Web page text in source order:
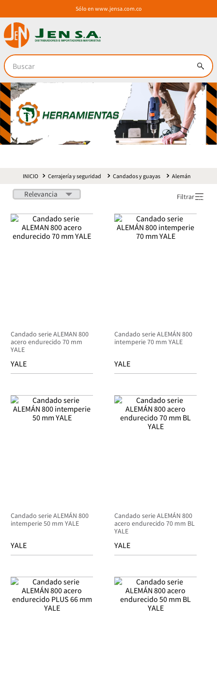
Sólo en www.jensa.com.co
Buscar
Cerrajería y seguridad Candados y guayas Alemán
Relevancia Filtrar
Candado serie ALEMAN 800
acero endurecido 70 mm
YALE
YALE
Candado serie ALEMÁN 800
intemperie 70 mm YALE
YALE
Candado serie ALEMÁN 800
intemperie 50 mm YALE
YALE
Candado serie ALEMÁN 800
acero endurecido 70 mm BL
YALE
YALE